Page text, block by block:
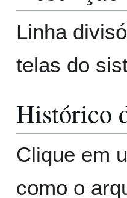
Linha
telas do
Histórico
Clique em
como o